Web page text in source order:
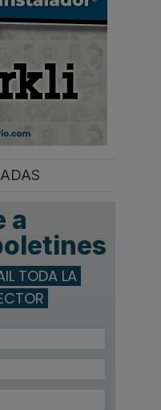
a
TODA LA